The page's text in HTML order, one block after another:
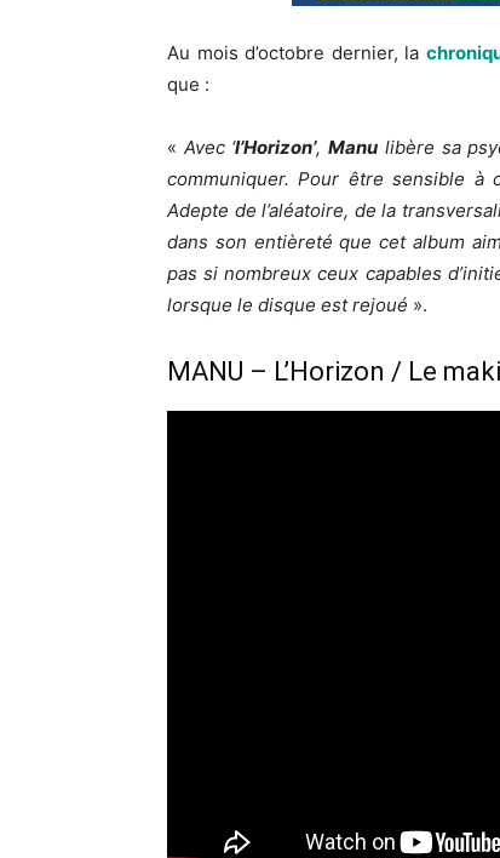
Au mois d’octobre dernier, la
que :
« Avec ‘l’Horizon’,Manu libère sa
communiquer. Pour être sensible
Adepte de l’aléatoire, de la
dans son entièreté que cet album
pas si nombreux ceux capables
lorsque le disque est rejoué ».
MANU – L’Horizon / Le